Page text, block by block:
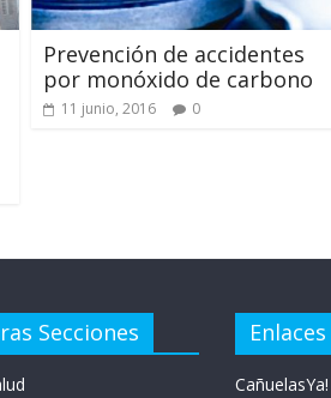
Prevención de accidentes
por monóxido de carbono
11 junio, 2016 0
Secciones